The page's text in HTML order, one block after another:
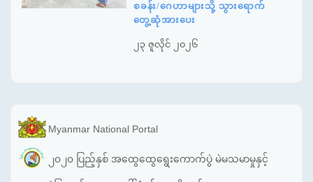
စခန်း/ဂေဟာများသို့ သွားရောက်
တွေ့ဆုံအားပေး
၂၃ ဇူလိုင် ၂၀၂၆
Myanmar National Portal
၂၀၂၀ ပြည့်နှစ် အထွေထွေရွေးကောက်ပွဲ မဲမသမာမှုနှင့်